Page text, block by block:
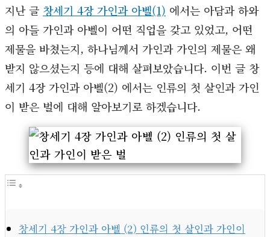
지난 글 창세기 4장 가인과 아벨(1) 에서는 아담과 하와
의 아들 가인과 아벨이 어떤 직업을 갖고 있었고, 어떤
제물을 바쳤는지, 하나님께서 가인과 가인의 제물은 왜
받지 않으셨는지 등에 대해 살펴보았습니다. 이번 글 창
세기 4장 가인과 아벨(2) 에서는 인류의 첫 살인과 가인
이 받은 벌에 대해 알아보기로 하겠습니다.
창세기 4장 가인과 아벨 (2) 인류의 첫 살인과 가인이